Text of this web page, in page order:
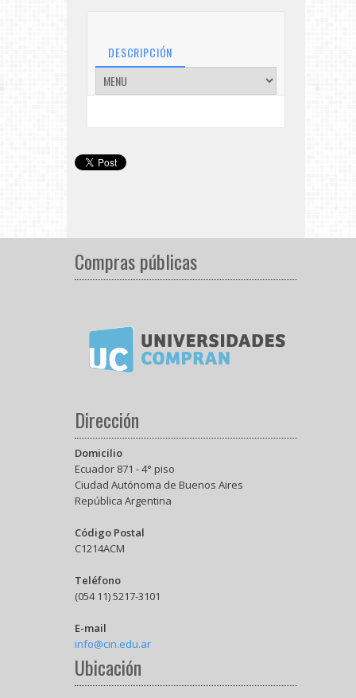
DESCRIPCIÓN
Compras públicas
Dirección
Domicilio
Ecuador 871 - 4° piso
Ciudad Autónoma de Buenos Aires
República Argentina
Código Postal
C1214ACM
Teléfono
(054 11) 5217-3101
E-mail
info@cin.edu.ar
Ubicación